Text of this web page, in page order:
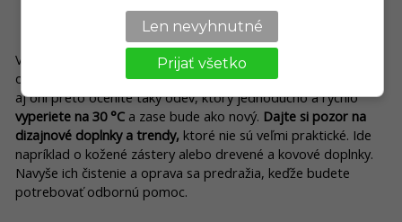
Ľahká údržba oblečenia šetrí vaše náklady
V reštauráciách je zvyčajne rušno, vaši zamestnanci môžu
oblečenie ľahko zašpiniť pri manipulácii s jedlom a riadom. Vy
aj oni preto oceníte taký odev, ktorý jednoducho a rýchlo
vyperiete na 30 °C a zase bude ako nový. Dajte si pozor na
dizajnové doplnky a trendy, ktoré nie sú veľmi praktické. Ide
napríklad o kožené zástery alebo drevené a kovové doplnky.
Navyše ich čistenie a oprava sa predražia, keďže budete
potrebovať odbornú pomoc.
Len nevyhnutné
Prijať všetko